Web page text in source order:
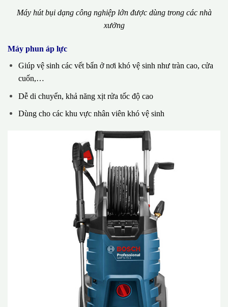
Máy hút bụi dạng công nghiệp lớn được dùng trong các nhà
xưởng
Máy phun áp lực
Giúp vệ sinh các vết bẩn ở nơi khó vệ sinh như tràn cao, cửa
cuốn,…
Dễ di chuyển, khả năng xịt rửa tốc độ cao
Dùng cho các khu vực nhân viên khó vệ sinh